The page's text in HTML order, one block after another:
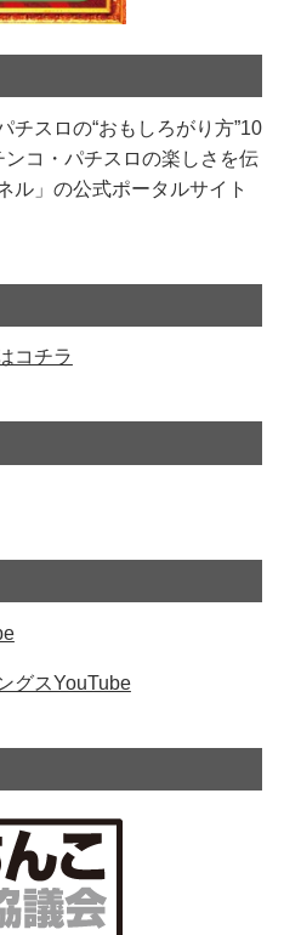
チスロの“おもしろがり方”10
コ・パチスロの楽しさを伝
ル」の公式ポータルサイト
コチラ
グスYouTube